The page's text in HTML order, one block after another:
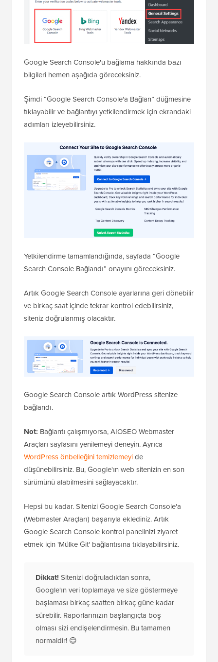
Google Search Console'u bağlama hakkında bazı
bilgileri hemen aşağıda göreceksiniz.
Şimdi “Google Search Console'a Bağlan” düğmesine
tıklayabilir ve bağlantıyı yetkilendirmek için ekrandaki
adımları izleyebilirsiniz.
Yetkilendirme tamamlandığında, sayfada “Google
Search Console Bağlandı” onayını göreceksiniz.
Artık Google Search Console ayarlarına geri dönebilir
ve birkaç saat içinde tekrar kontrol edebilirsiniz,
siteniz doğrulanmış olacaktır.
Google Search Console artık WordPress sitenize
bağlandı.
Not: Bağlantı çalışmıyorsa, AIOSEO Webmaster
Araçları sayfasını yenilemeyi deneyin. Ayrıca
WordPress önbelleğini temizlemeyide
düşünebilirsiniz. Bu, Google'ın web sitenizin en son
sürümünü alabilmesini sağlayacaktır.
Hepsi bu kadar. Sitenizi Google Search Console'a
(Webmaster Araçları) başarıyla eklediniz. Artık
Google Search Console kontrol panelinizi ziyaret
etmek için 'Mülke Git' bağlantısına tıklayabilirsiniz.
Dikkat! Sitenizi doğruladıktan sonra,
Google'ın veri toplamaya ve size göstermeye
başlaması birkaç saatten birkaç güne kadar
sürebilir. Raporlarınızın başlangıçta boş
olması sizi endişelendirmesin. Bu tamamen
normaldir! 😊